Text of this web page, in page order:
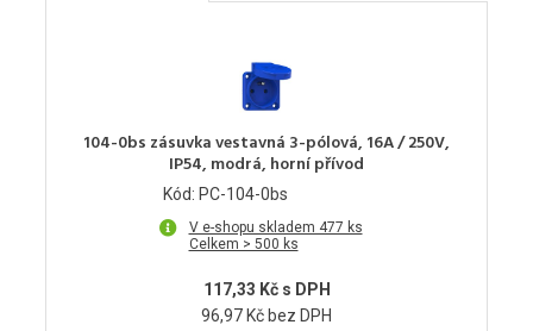
104-0bs zásuvka vestavná 3-pólová, 16A / 250V,
IP54, modrá, horní přívod
Kód: PC-104-0bs
V e-shopu skladem 477 ks
Celkem > 500 ks
117,33 Kč s DPH
96,97 Kč bez DPH